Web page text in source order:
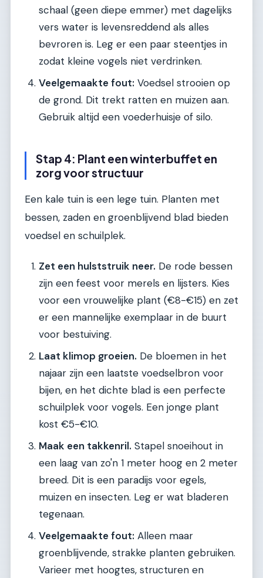
schaal (geen diepe emmer) met dagelijks
vers water is levensreddend als alles
bevroren is. Leg er een paar steentjes in
zodat kleine vogels niet verdrinken.
Veelgemaakte fout: Voedsel strooien op
de grond. Dit trekt ratten en muizen aan.
Gebruik altijd een voederhuisje of silo.
Stap 4: Plant een winterbuffet en
zorg voor structuur
Een kale tuin is een lege tuin. Planten met
bessen, zaden en groenblijvend blad bieden
voedsel en schuilplek.
Zet een hulststruik neer. De rode bessen
zijn een feest voor merels en lijsters. Kies
voor een vrouwelijke plant (€8-€15) en zet
er een mannelijke exemplaar in de buurt
voor bestuiving.
Laat klimop groeien. De bloemen in het
najaar zijn een laatste voedselbron voor
bijen, en het dichte blad is een perfecte
schuilplek voor vogels. Een jonge plant
kost €5-€10.
Maak een takkenril. Stapel snoeihout in
een laag van zo'n 1 meter hoog en 2 meter
breed. Dit is een paradijs voor egels,
muizen en insecten. Leg er wat bladeren
tegenaan.
Veelgemaakte fout: Alleen maar
groenblijvende, strakke planten gebruiken.
Varieer met hoogtes, structuren en